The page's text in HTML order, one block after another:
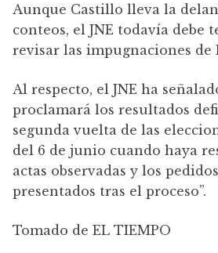
Aunque Castillo lleva la
conteos, el JNE todavía debe
revisar las impugnaciones de
Al respecto, el JNE ha
proclamará los resultados
segunda vuelta de las
del 6 de junio cuando haya
actas observadas y los
presentados tras el proceso”.
Tomado de EL TIEMPO